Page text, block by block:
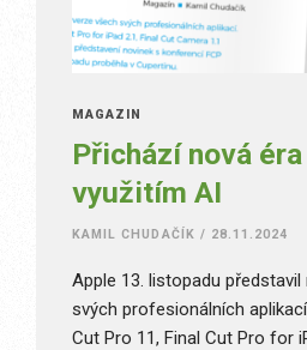
MAGAZÍN
Přichází nová
využitím AI
KAMIL CHUDAČÍK / 28.11.2024
Apple 13. listopadu
svých profesionálních
Cut Pro 11, Final Cut Pro for